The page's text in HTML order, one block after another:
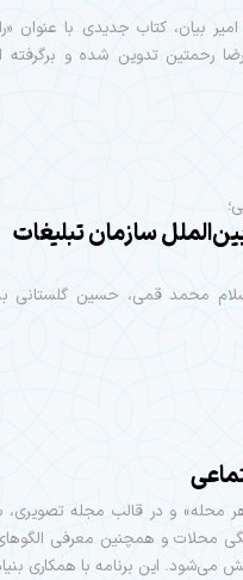
بیان، کتاب جدیدی با عنوان
رحمتین تدوین شده و برگرفته
سازمان تبلیغات
محمد قمی، حسین گلستانی
هر محله» و در قالب مجله تصویری،
محلات و همچنین معرفی
می‌شود. این برنامه با همکاری